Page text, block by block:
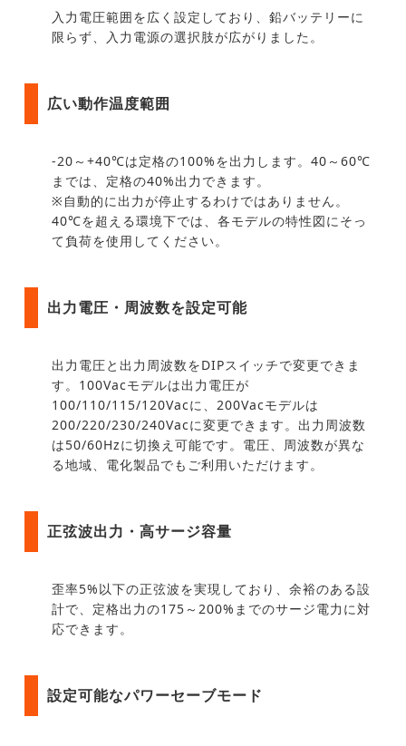
入力電圧範囲を広く設定しており、鉛バッテリーに
限らず、入力電源の選択肢が広がりました。
広い動作温度範囲
-20～+40℃は定格の100%を出力します。40～60℃
までは、定格の40%出力できます。
※自動的に出力が停止するわけではありません。
40℃を超える環境下では、各モデルの特性図にそっ
て負荷を使用してください。
出力電圧・周波数を設定可能
出力電圧と出力周波数をDIPスイッチで変更できま
す。100Vacモデルは出力電圧が
100/110/115/120Vacに、200Vacモデルは
200/220/230/240Vacに変更できます。出力周波数
は50/60Hzに切換え可能です。電圧、周波数が異な
る地域、電化製品でもご利用いただけます。
正弦波出力・高サージ容量
歪率5%以下の正弦波を実現しており、余裕のある設
計で、定格出力の175～200%までのサージ電力に対
応できます。
設定可能なパワーセーブモード